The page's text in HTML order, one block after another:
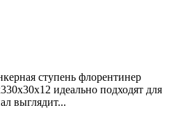
ступень флорентинер
идеально подходят для
выглядит...